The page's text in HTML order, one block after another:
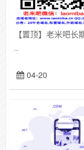
...
04-20